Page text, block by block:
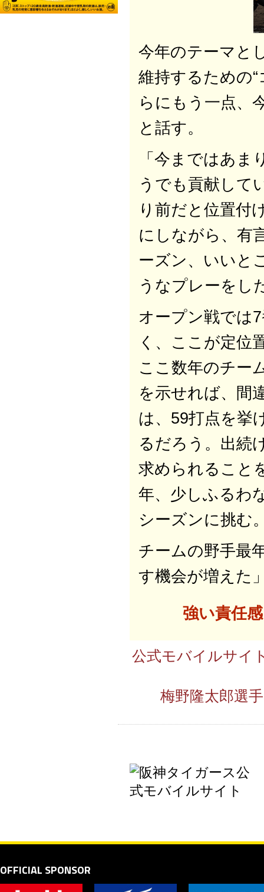
今年のテーマと
維持するための
らにもう一点、
と話す。
「今まではあ
うでも貢献して
り前だと位置付
にしながら、有
ーズン、いいと
うなプレーをし
オープン戦では
く、ここが定位
ここ数年のチー
を示せれば、間
は、59打点を挙
るだろう。出続
求められること
年、少しふるわ
シーズンに挑む
チームの野手最
す機会が増えた
強い責任
公式モバイルサイ
梅野隆太郎選
OFFICIAL SPONSOR